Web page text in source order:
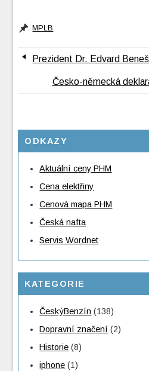
MPLB
Prezident Dr. Edvard
Česko-německá
ODKAZY
Aktuální ceny PHM
Cena elektřiny
Cenová mapa PHM
Česká nafta
Servis Wordnet
KATEGORIE
ČeskýBenzín (138)
Dopravní značení (2)
Historie (8)
iphone (1)